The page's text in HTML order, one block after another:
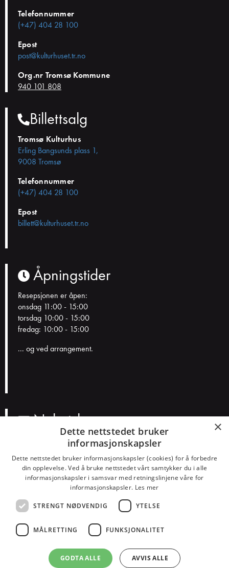
Telefonnummer
(+47) 404 28 100
Epost
post@kulturhuset.tr.no
Org.nr Tromsø Kommune
940 101 808
Billettsalg
Tromsø Kulturhus
Erling Bangsunds plass 1,
9008 Tromsø
Telefonnummer
(+47) 404 28 100
Epost
billett@kulturhuset.tr.no
Åpningstider
Resepsjonen er åpen:
onsdag 11:00 - 15:00
torsdag 10:00 - 15:00
fredag: 10:00 - 15:00
... og ved arrangement.
Nyhetsbrev
a
s
t
Smakspreferanser?
Konserter
Teater Humor Barn Dans
×
Dette nettstedet bruker
informasjonskapsler
Dette nettstedet bruker informasjonskapsler (cookies) for å forbedre
din opplevelse. Ved å bruke nettstedet vårt samtykker du i alle
informasjonskapsler i samsvar med retningslinjene våre for
informasjonskapsler. Les mer
STRENGT NØDVENDIG YTELSE
MÅLRETTING FUNKSJONALITET
GODTA ALLE AVVIS ALLE